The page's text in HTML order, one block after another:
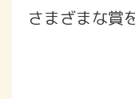
さまざまな賞